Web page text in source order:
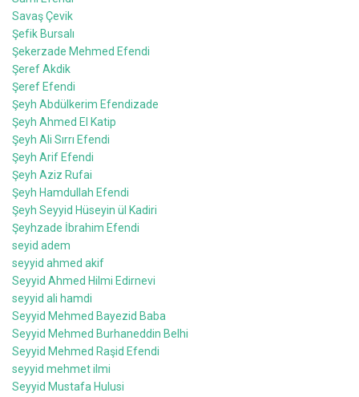
Savaş Çevik
Şefik Bursalı
Şekerzade Mehmed Efendi
Şeref Akdik
Şeref Efendi
Şeyh Abdülkerim Efendizade
Şeyh Ahmed El Katip
Şeyh Ali Sırrı Efendi
Şeyh Arif Efendi
Şeyh Aziz Rufai
Şeyh Hamdullah Efendi
Şeyh Seyyid Hüseyin ül Kadiri
Şeyhzade İbrahim Efendi
seyid adem
seyyid ahmed akif
Seyyid Ahmed Hilmi Edirnevi
seyyid ali hamdi
Seyyid Mehmed Bayezid Baba
Seyyid Mehmed Burhaneddin Belhi
Seyyid Mehmed Raşid Efendi
seyyid mehmet ilmi
Seyyid Mustafa Hulusi